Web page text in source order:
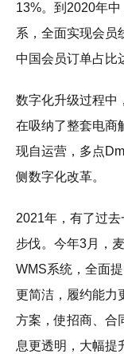
13%。到2020年
系，全面实现会员
中国会员订单占比
数字化升级过程中
在吸纳了整套电商
现自运营，多点
侧数字化改革。
2021年，有了过
步伐。今年3月，
WMS系统，全面
更简洁，履约能力
方案，使招商、合
息更透明，大幅提